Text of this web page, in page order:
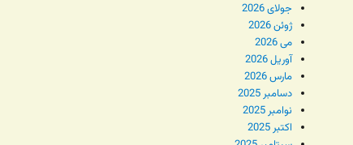
جولای 2026
ژوئن 2026
می 2026
آوریل 2026
مارس 2026
دسامبر 2025
نوامبر 2025
اکتبر 2025